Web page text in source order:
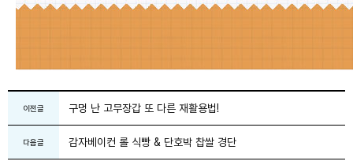
이전글 구멍 난 고무장갑 또 다른 재활용법!
다음글 감자베이컨 롤 식빵 & 단호박 찹쌀 경단